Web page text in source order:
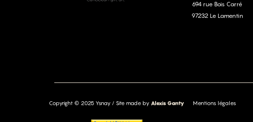
694 rue Bois Carré
97232 Le Lamentin
Copyright © 2025 Ysnay / Site made by Alexis Ganty Mentions légales